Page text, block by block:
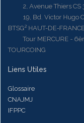
2, Avenue Thiers CS
19, Bd. Victor Hugo
BTSG² HAUT-DE-
Tour MERCURE -
TOURCOING
Liens Utiles
Glossaire
CNAJMJ
IFPPC